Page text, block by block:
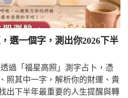
選一個字，測出你2026下半
過「福星高照」測字占卜，憑
照其中一字，解析你的財運、貴
出下半年最重要的人生提醒與轉